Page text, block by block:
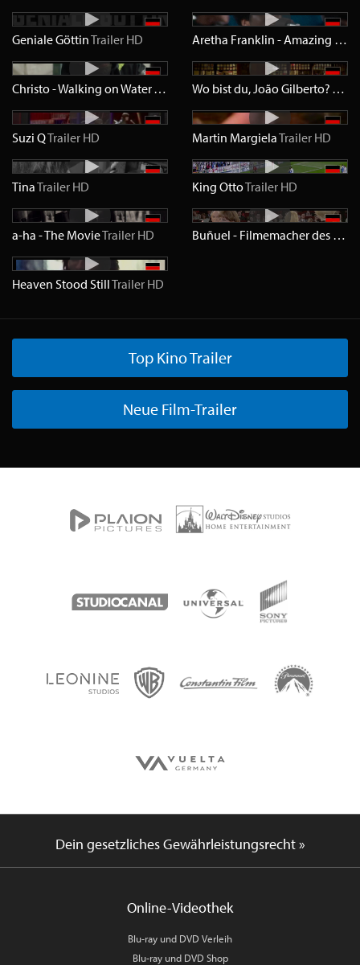
Geniale GöttinTrailer HD Aretha Franklin - Amazing Grace
Christo - Walking on Water
Trailer HD Wo bist du, João Gilberto?
Suzi QTrailer HD Martin MargielaTrailer HD
TinaTrailer HD King OttoTrailer HD
a-ha - The MovieTrailer HD Buñuel - Filmemacher des Surrealismus
Heaven Stood StillTrailer HD
Top Kino Trailer
Neue Film-Trailer
Dein gesetzliches Gewährleistungsrecht »
Online-Videothek
Blu-ray und DVD Verleih
Blu-ray und DVD Shop